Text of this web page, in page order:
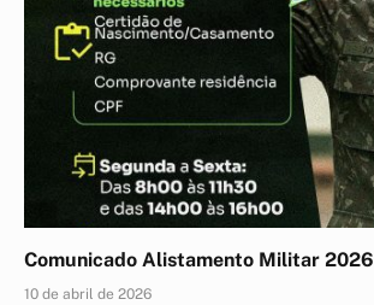
Comunicado Alistamento Militar 2026
10 de abril de 2026